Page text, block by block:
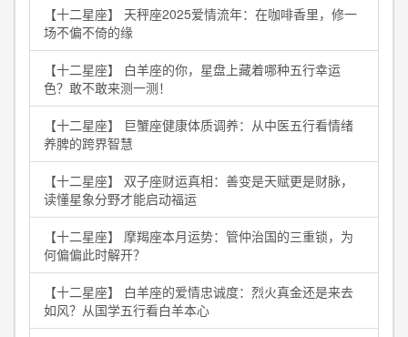
【十二星座】 天秤座2025爱情流年：在咖啡香里，修一
场不偏不倚的缘
【十二星座】 白羊座的你，星盘上藏着哪种五行幸运
色？敢不敢来测一测！
【十二星座】 巨蟹座健康体质调养：从中医五行看情绪
养脾的跨界智慧
【十二星座】 双子座财运真相：善变是天赋更是财脉，
读懂星象分野才能启动福运
【十二星座】 摩羯座本月运势：管仲治国的三重锁，为
何偏偏此时解开？
【十二星座】 白羊座的爱情忠诚度：烈火真金还是来去
如风？从国学五行看白羊本心